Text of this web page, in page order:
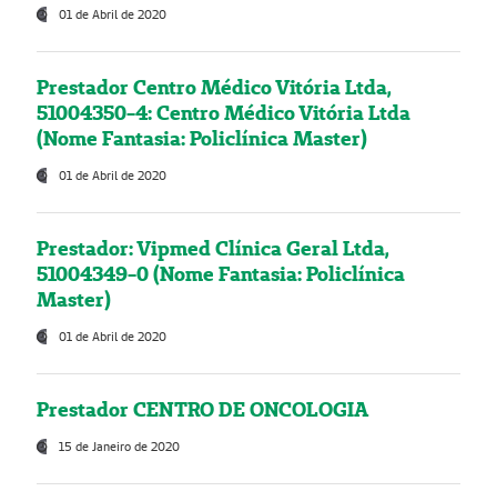
01 de Abril de 2020
Prestador Centro Médico Vitória Ltda,
51004350-4: Centro Médico Vitória Ltda
(Nome Fantasia: Policlínica Master)
01 de Abril de 2020
Prestador: Vipmed Clínica Geral Ltda,
51004349-0 (Nome Fantasia: Policlínica
Master)
01 de Abril de 2020
Prestador CENTRO DE ONCOLOGIA
15 de Janeiro de 2020